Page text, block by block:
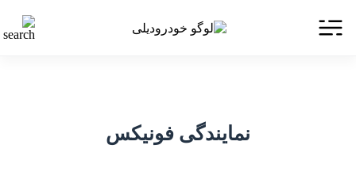
نمایندگی فونیکس